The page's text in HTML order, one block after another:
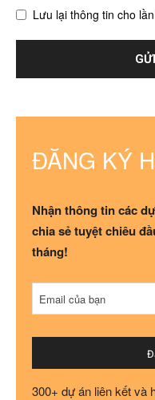
Lưu lại thông tin cho
ĐĂNG KÝ
Nhận thông tin các
chia sẻ tuyệt chiêu
tháng!
Email của bạn
Phone
300+ dự án liên kết và